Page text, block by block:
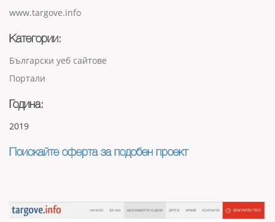
www.targove.info
Категории:
Български уеб сайтове
Портали
Година:
2019
Поискайте оферта за подобен проект